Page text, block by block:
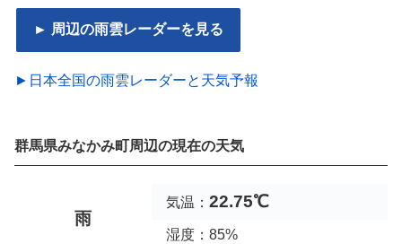
► 周辺の雨雲レーダーを見る
►日本全国の雨雲レーダーと天気予報
群馬県みなかみ町周辺の現在の天気
雨
気温： 22.75℃
湿度：85%